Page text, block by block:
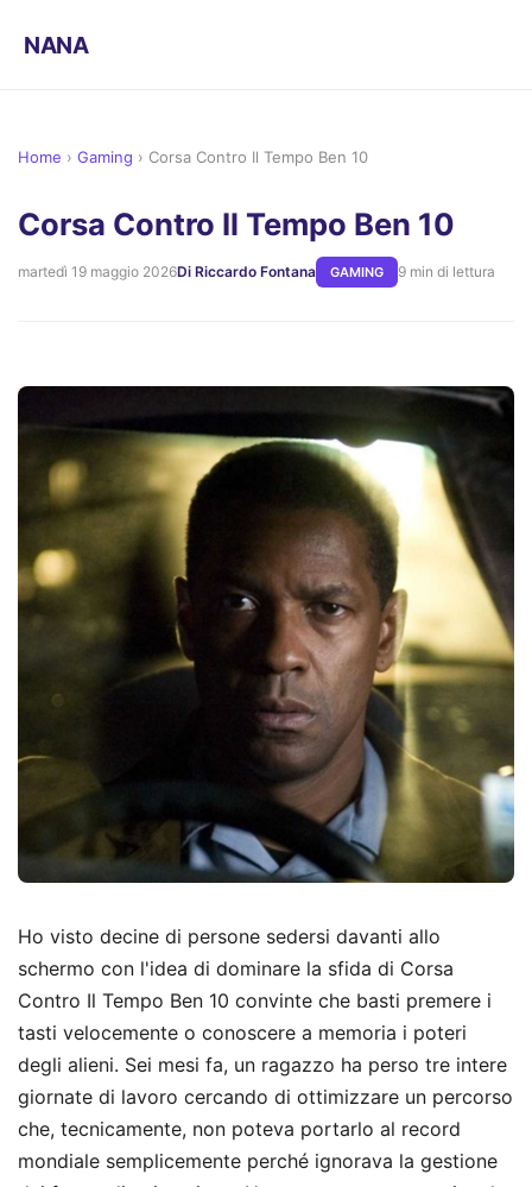
NANA
Home › Gaming › Corsa Contro Il Tempo Ben 10
Corsa Contro Il Tempo Ben 10
martedì 19 maggio 2026Di Riccardo Fontana GAMING 9 min di lettura
Ho visto decine di persone sedersi davanti allo
schermo con l'idea di dominare la sfida di Corsa
Contro Il Tempo Ben 10 convinte che basti premere i
tasti velocemente o conoscere a memoria i poteri
degli alieni. Sei mesi fa, un ragazzo ha perso tre intere
giornate di lavoro cercando di ottimizzare un percorso
che, tecnicamente, non poteva portarlo al record
mondiale semplicemente perché ignorava la gestione